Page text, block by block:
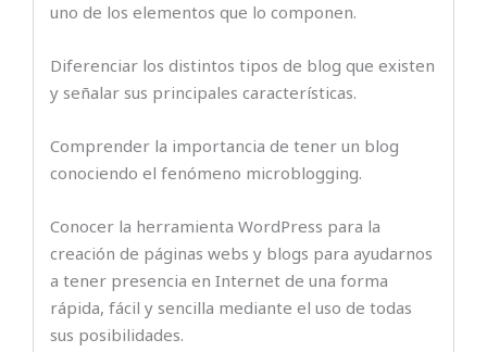
uno de los elementos que lo componen.
Diferenciar los distintos tipos de blog que existen
y señalar sus principales características.
Comprender la importancia de tener un blog
conociendo el fenómeno microblogging.
Conocer la herramienta WordPress para la
creación de páginas webs y blogs para ayudarnos
a tener presencia en Internet de una forma
rápida, fácil y sencilla mediante el uso de todas
sus posibilidades.